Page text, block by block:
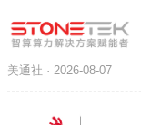
美通社 · 2026-08-07